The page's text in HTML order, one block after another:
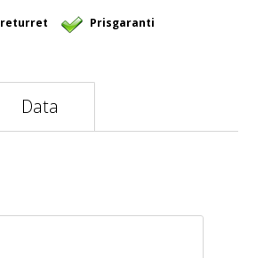
returret Prisgaranti
Data